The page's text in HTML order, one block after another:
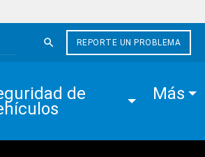
site
REPORTE UN PROBLEMA
de Más